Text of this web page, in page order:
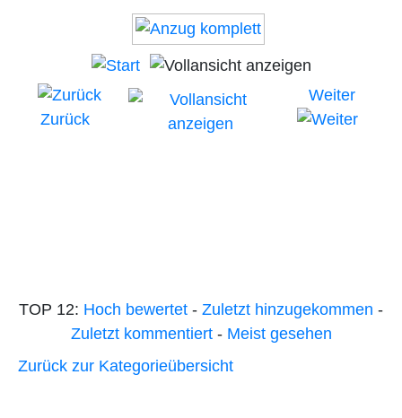
Zurück
Weiter
TOP 12: Hoch bewertet - Zuletzt hinzugekommen -
Zuletzt kommentiert- Meist gesehen
Zurück zur Kategorieübersicht